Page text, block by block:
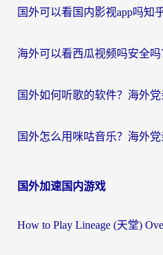
国外加速国内游戏